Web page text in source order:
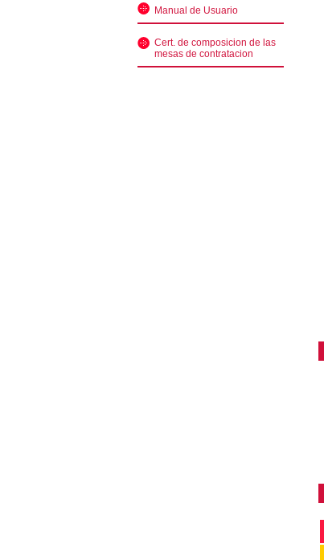
Manual de Usuario
Cert. de composicion de las
mesas de contratacion